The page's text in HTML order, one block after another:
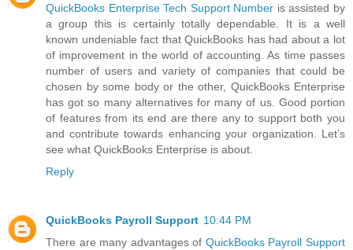
QuickBooks Enterprise Tech Support Number is assisted by
a group this is certainly totally dependable. It is a well
known undeniable fact that QuickBooks has had about a lot
of improvement in the world of accounting. As time passes
number of users and variety of companies that could be
chosen by some body or the other, QuickBooks Enterprise
has got so many alternatives for many of us. Good portion
of features from its end are there any to support both you
and contribute towards enhancing your organization. Let’s
see what QuickBooks Enterprise is about.
Reply
QuickBooks Payroll Support 10:44 PM
There are many advantages of QuickBooks Payroll Support